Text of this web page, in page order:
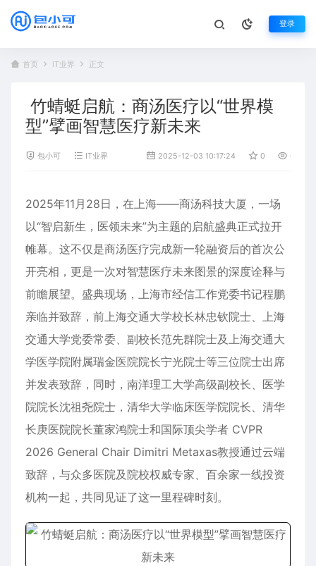
登录
首页 IT业界 正文
竹蜻蜓启航：商汤医疗以“世界模
型”擘画智慧医疗新未来
包小可 IT业界 2025-12-03 10:17:24 0 679
2025年11月28日，在上海——商汤科技大厦，一场
以“智启新生，医领未来”为主题的启航盛典正式拉开
帷幕。这不仅是商汤医疗完成新一轮融资后的首次公
开亮相，更是一次对智慧医疗未来图景的深度诠释与
前瞻展望。盛典现场，上海市经信工作党委书记程鹏
亲临并致辞，前上海交通大学校长林忠钦院士、上海
交通大学党委常委、副校长范先群院士及上海交通大
学医学院附属瑞金医院院长宁光院士等三位院士出席
并发表致辞，同时，南洋理工大学高级副校长、医学
院院长沈祖尧院士，清华大学临床医学院院长、清华
长庚医院院长董家鸿院士和国际顶尖学者 CVPR
2026 General Chair Dimitri Metaxas教授通过云端
致辞，与众多医院及院校权威专家、百余家一线投资
机构一起，共同见证了这一里程碑时刻。